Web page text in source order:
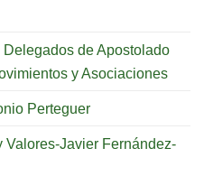
de Apostolado
y Asociaciones
Perteguer
Valores-Javier Fernández-